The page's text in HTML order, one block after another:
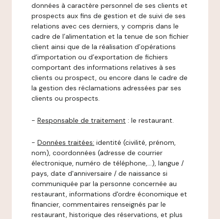
données à caractère personnel de ses clients et
prospects aux fins de gestion et de suivi de ses
relations avec ces derniers, y compris dans le
cadre de l’alimentation et la tenue de son fichier
client ainsi que de la réalisation d’opérations
d’importation ou d’exportation de fichiers
comportant des informations relatives à ses
clients ou prospect, ou encore dans le cadre de
la gestion des réclamations adressées par ses
clients ou prospects.
- Responsable de traitement : le restaurant.
- Données traitées: identité (civilité, prénom,
nom), coordonnées (adresse de courrier
électronique, numéro de téléphone,…), langue /
pays, date d'anniversaire / de naissance si
communiquée par la personne concernée au
restaurant, informations d'ordre économique et
financier, commentaires renseignés par le
restaurant, historique des réservations, et plus